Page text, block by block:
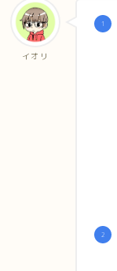
イオリ